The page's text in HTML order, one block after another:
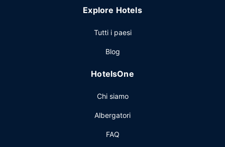
Explore Hotels
Tutti i paesi
Blog
HotelsOne
Chi siamo
Albergatori
FAQ